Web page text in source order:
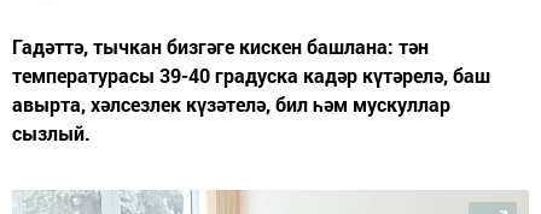
Гадәттә, тычкан бизгәге кискен башлана: тән
температурасы 39-40 градуска кадәр күтәрелә, баш
авырта, хәлсезлек күзәтелә, бил һәм мускуллар
сызлый.